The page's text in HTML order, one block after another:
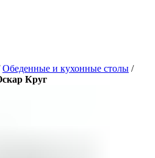
Обеденные и кухонные столы /
Круг